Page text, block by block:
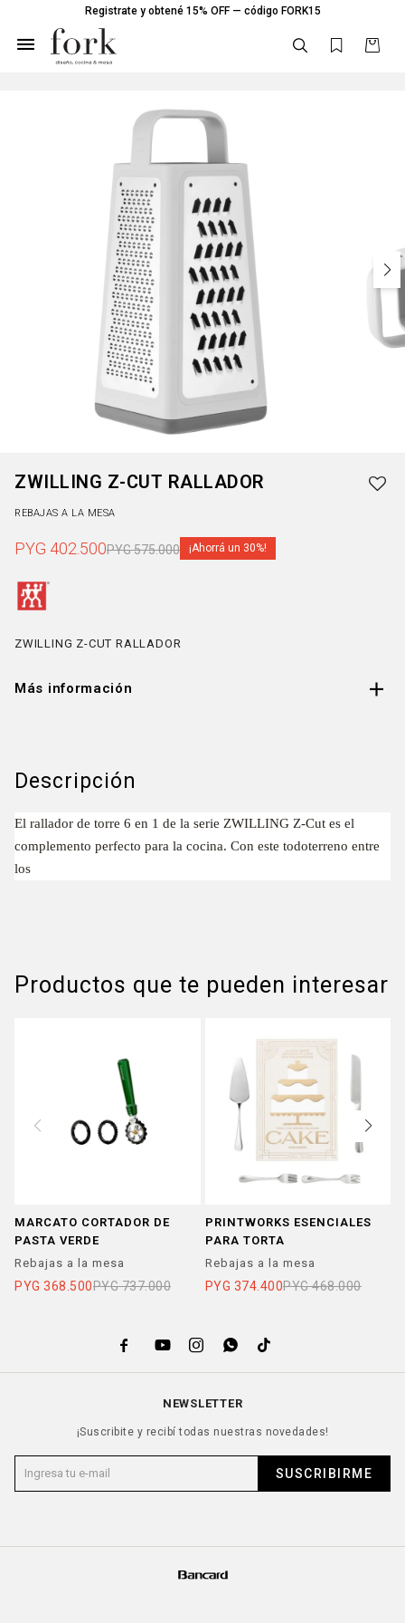
Registrate y obtené 15% OFF — código FORK15

ZWILLING Z-CUT RALLADOR
REBAJAS A LA MESA
PYG 402.500PYG575.000 30
ZWILLING Z-CUT RALLADOR
Más información
Descripción
El rallador de torre 6 en 1 de la serie ZWILLING Z-Cut es el
complemento perfecto para la cocina. Con este todoterreno entre
los
Productos que te pueden interesar
MARCATO CORTADOR DE
PASTA VERDE
Rebajas a la mesa
PYG 368.500PYG 737.000
PRINTWORKS ESENCIALES
PARA TORTA
Rebajas a la mesa
PYG 374.400PYG 468.000
    
NEWSLETTER
¡Suscribite y recibí todas nuestras novedades!
SUSCRIBIRME